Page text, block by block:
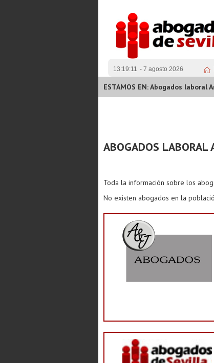
13:19:11 - 7 agosto 2026
ESTAMOS EN: Abogados laboral
ABOGADOS LABORAL
Toda la información sobre los
No existen abogados en la